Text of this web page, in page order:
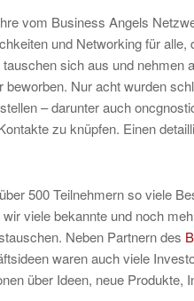
vom Business Angels
und Networking für
sich aus und nehmen
Nur acht wurden
– darunter auch
zu knüpfen. Einen
500 Teilnehmern so viele
viele bekannte und noch
Neben Partnern des
waren auch viele
über Ideen, neue